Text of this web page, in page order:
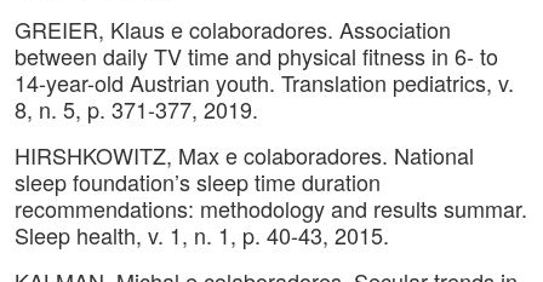
GREIER, Klaus e colaboradores. Association
between daily TV time and physical fitness in 6- to
14-year-old Austrian youth. Translation pediatrics, v.
8, n. 5, p. 371-377, 2019.
HIRSHKOWITZ, Max e colaboradores. National
sleep foundation’s sleep time duration
recommendations: methodology and results summar.
Sleep health, v. 1, n. 1, p. 40-43, 2015.